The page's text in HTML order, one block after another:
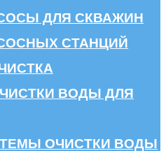
ДЛЯ СКВАЖИН
СТАНЦИЙ
ВОДЫ ДЛЯ
ОЧИСТКИ ВОДЫ